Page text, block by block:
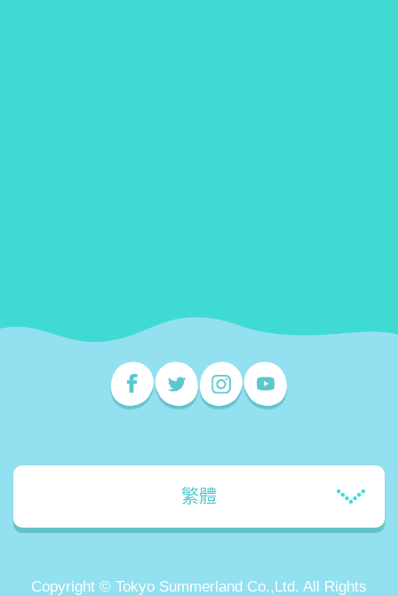
繁體
Copyright © Tokyo Summerland Co.,Ltd. All Rights